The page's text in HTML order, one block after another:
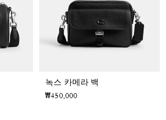
녹스 카메라 백
₩450,000